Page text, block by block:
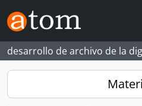
Skip to main content
desarrollo de archivo de la